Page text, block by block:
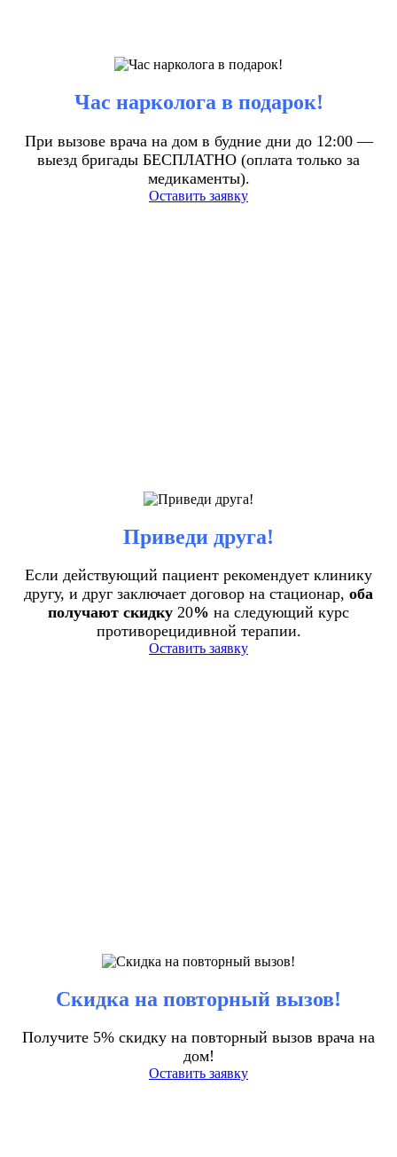
Час нарколога в подарок!
При вызове врача на дом в будние дни до 12:00 —
выезд бригады БЕСПЛАТНО (оплата только за
медикаменты).
Оставить заявку
Приведи друга!
Если действующий пациент рекомендует клинику
другу, и друг заключает договор на стационар, оба
получают скидку 20% на следующий курс
противорецидивной терапии.
Оставить заявку
Скидка на повторный вызов!
Получите 5% скидку на повторный вызов врача на
дом!
Оставить заявку